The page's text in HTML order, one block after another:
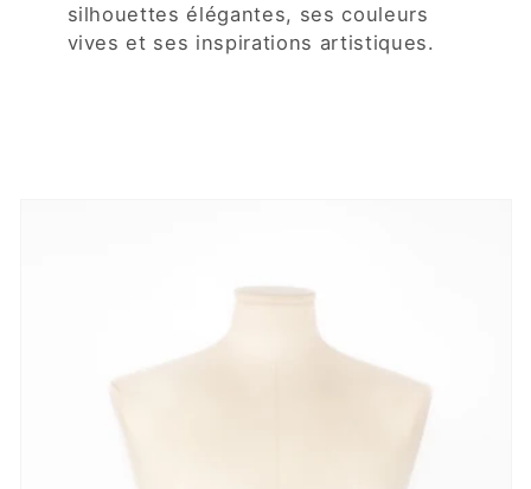
silhouettes élégantes, ses couleurs
vives et ses inspirations artistiques.